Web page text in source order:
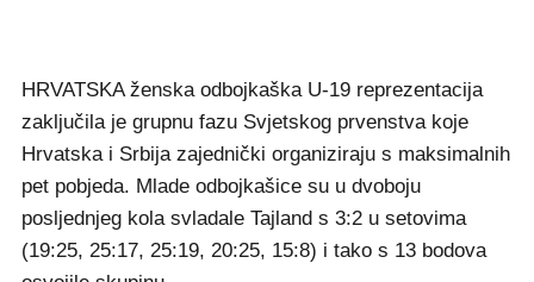
HRVATSKA ženska odbojkaška U-19 reprezentacija
zaključila je grupnu fazu Svjetskog prvenstva koje
Hrvatska i Srbija zajednički organiziraju s maksimalnih
pet pobjeda. Mlade odbojkašice su u dvoboju
posljednjeg kola svladale Tajland s 3:2 u setovima
(19:25, 25:17, 25:19, 20:25, 15:8) i tako s 13 bodova